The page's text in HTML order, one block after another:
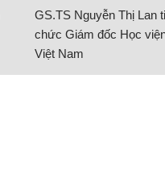
GS.TS Nguyễn Thị Lan
chức Giám đốc Học
Việt Nam